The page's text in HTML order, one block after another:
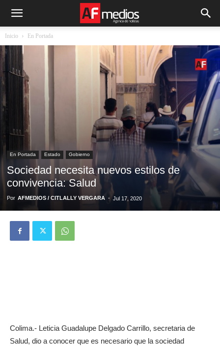
Inicio En Portada
En Portada Estado Gobierno
Sociedad necesita nuevos estilos de
convivencia: Salud
Por AFMEDIOS / CITLALLY VERGARA - Jul 17, 2020
Colima.- Leticia Guadalupe Delgado Carrillo, secretaria de
Salud, dio a conocer que es necesario que la sociedad